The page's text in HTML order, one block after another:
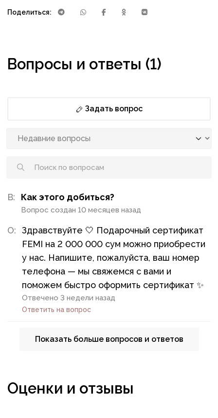
Поделиться:
Вопросы и ответы (1)
Задать вопрос
В: Как этого добиться?
Вопрос создан 10 месяцев назад
О:
Здравствуйте 🤍 Подарочный сертификат
FEMI на 2 000 000 сум можно приобрести
у нас. Напишите, пожалуйста, ваш номер
телефона — мы свяжемся с вами и
поможем быстро оформить сертификат ✨
Отвечено 3 недели назад
Ответить на вопрос
Показать больше вопросов и ответов
Оценки и отзывы